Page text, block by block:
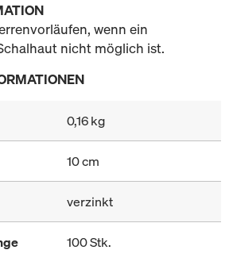
wenn ein
nicht möglich ist.
0,16 kg
10 cm
verzinkt
100 Stk.